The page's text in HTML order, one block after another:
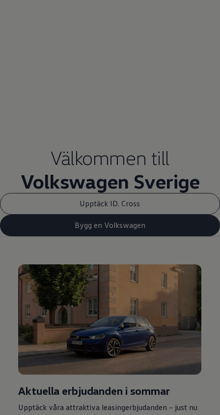
Välkommen till­
Volkswagen Sverige
Upptäck ID. Cross
Bygg en Volkswagen
Aktuella erbjudanden i sommar
Upptäck våra attraktiva leasingerbjudanden – just nu